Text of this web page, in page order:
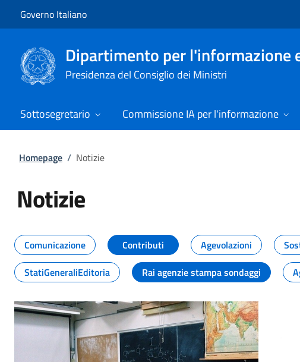
Governo Italiano
Dipartimento per l'informazione
Presidenza del Consiglio dei Ministri
Sottosegretario Commissione IA per l'informazione
Homepage / Notizie
Notizie
Tutti i contenuti della pagina Notizie
Comunicazione Contributi Agevolazioni
StatiGeneraliEditoria
Rai agenzie stampa sondaggi